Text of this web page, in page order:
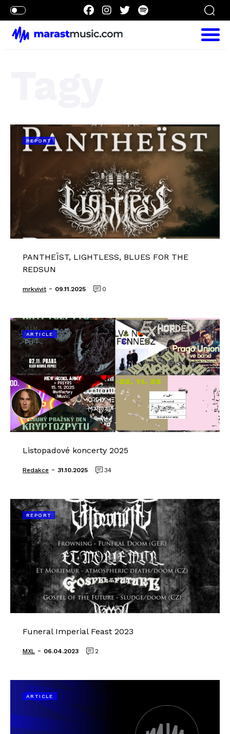
REPORT
PANTHEÏST, LIGHTLESS, BLUES FOR THE
REDSUN
mrkvivit- 09.11.2025 0
ARTICLE
Listopadové koncerty 2025
Redakce - 31.10.2025 34
REPORT
Funeral Imperial Feast 2023
MXL - 06.04.2023 2
ARTICLE